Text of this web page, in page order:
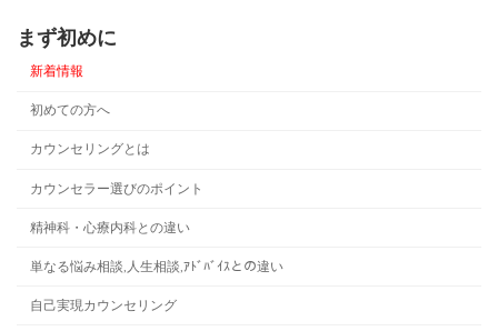
まず初めに
新着情報
初めての方へ
カウンセリングとは
カウンセラー選びのポイント
精神科・心療内科との違い
単なる悩み相談,人生相談,ｱﾄﾞﾊﾞｲｽとの違い
自己実現カウンセリング